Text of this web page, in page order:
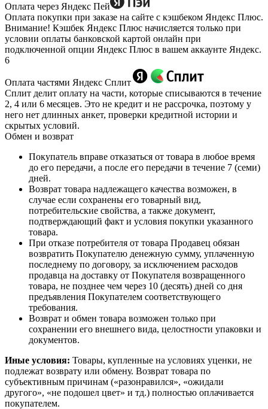
Оплата через Яндекс Пей
Оплата покупки при заказе на сайте с кэшбеком Яндекс Плюс.
Внимание! Кэшбек Яндекс Плюс начисляется только при
условии оплаты банковской картой онлайн при
подключенной опции Яндекс Плюс в вашем аккаунте Яндекс.
6
Оплата частями Яндекс Сплит
Сплит делит оплату на части, которые списываются в течение
2, 4 или 6 месяцев. Это не кредит и не рассрочка, поэтому у
него нет длинных анкет, проверки кредитной истории и
скрытых условий.
Обмен и возврат
Покупатель вправе отказаться от товара в любое время
до его передачи, а после его передачи в течение 7 (семи)
дней.
Возврат товара надлежащего качества возможен, в
случае если сохранены его товарный вид,
потребительские свойства, а также документ,
подтверждающий факт и условия покупки указанного
товара.
При отказе потребителя от товара Продавец обязан
возвратить Покупателю денежную сумму, уплаченную
последнему по договору, за исключением расходов
продавца на доставку от Покупателя возвращенного
товара, не позднее чем через 10 (десять) дней со дня
предъявления Покупателем соответствующего
требования.
Возврат и обмен товара возможен только при
сохранении его внешнего вида, целостности упаковки и
документов.
Иные условия: Товары, купленные на условиях уценки, не
подлежат возврату или обмену. Возврат товара по
субъективным причинам («разонравился», «ожидали
другого», «не подошел цвет» и тд.) полностью оплачивается
покупателем.